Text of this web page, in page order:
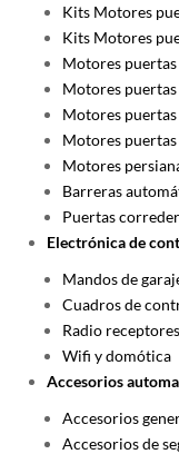
Kits Motores
Kits Motores
Motores puertas
Motores
Motores
Motores
Motores
Barreras
Puertas
Electrónica de
Mandos de
Cuadros de
Radio receptores
Wifi y domótica
Accesorios
Accesorios
Accesorios de